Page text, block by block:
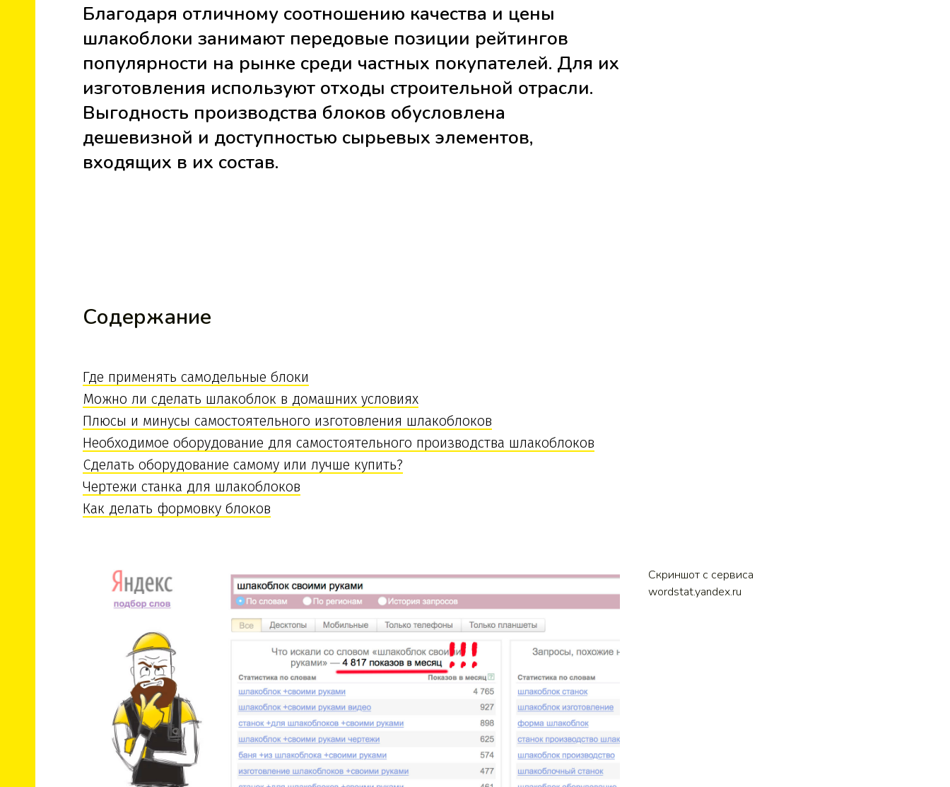
Благодаря отличному соотношению качества и цены
шлакоблоки занимают передовые позиции рейтингов
популярности на рынке среди частных покупателей. Для их
изготовления используют отходы строительной отрасли.
Выгодность производства блоков обусловлена
дешевизной и доступностью сырьевых элементов,
входящих в их состав.
Содержание
Где применять самодельные блоки
Можно ли сделать шлакоблок в домашних условиях
Плюсы и минусы самостоятельного изготовления шлакоблоков
Необходимое оборудование для самостоятельного производства шлакоблоков
Сделать оборудование самому или лучше купить?
Чертежи станка для шлакоблоков
Как делать формовку блоков
Скриншот с сервиса
wordstat.yandex.ru